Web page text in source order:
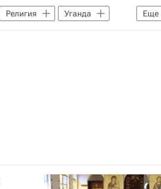
Еще
Религия
Уганда